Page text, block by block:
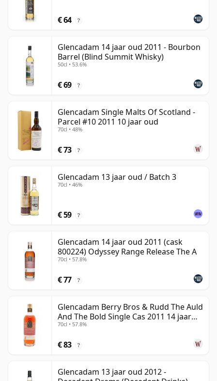
€ 64 ?
Glencadam 14 jaar oud 2011 - Bourbon
Barrel (Blind Summit Whisky)
50cl • 53.6%
€ 69 ?
Glencadam Single Malts Of Scotland -
Parcel #10 2011 10 jaar oud
70cl • 48%
€ 73 ?
Glencadam 13 jaar oud / Batch 3
70cl • 46%
€ 59 ?
Glencadam 14 jaar oud 2011 (cask
800224) Odyssey Range Release The A
70cl • 57.8%
€ 77 ?
Glencadam Berry Bros & Rudd The Auld
And The Bold Single Cas 2011 14 jaar
oud
70cl • 57.8%
€ 83 ?
Glencadam 13 jaar oud 2012 -